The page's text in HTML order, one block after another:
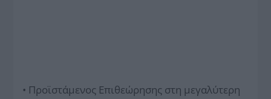
• Προϊστάμενος Επιθεώρησης στη μεγαλύτερη